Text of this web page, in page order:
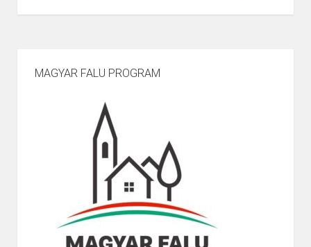
MAGYAR FALU PROGRAM